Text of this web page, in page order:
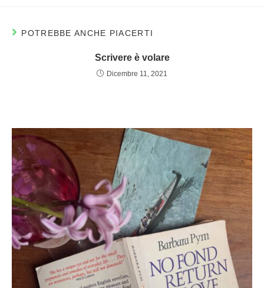
POTREBBE ANCHE PIACERTI
Scrivere è volare
Dicembre 11, 2021